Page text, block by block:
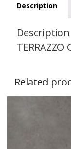
Description
Description
TERRAZZO
Related